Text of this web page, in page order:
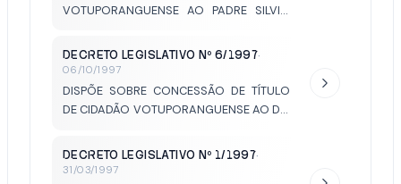
VOTUPORANGUENSE AO PADRE SILVIO
DECRETO LEGISLATIVO Nº 6/1997·
06/10/1997
DISPÕE SOBRE CONCESSÃO DE TÍTULO
DE CIDADÃO VOTUPORANGUENSE AO DR.
DECRETO LEGISLATIVO Nº 1/1997·
31/03/1997